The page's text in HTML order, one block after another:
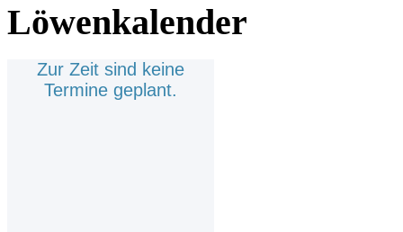
Löwenkalender